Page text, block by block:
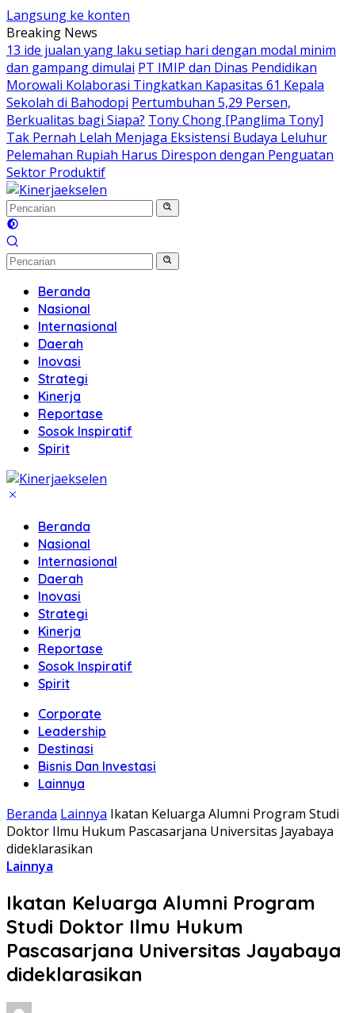
Langsung ke konten
Breaking News
13 ide jualan yang laku setiap hari dengan modal minim
dan gampang dimulai PT IMIP dan Dinas Pendidikan
Morowali Kolaborasi Tingkatkan Kapasitas 61 Kepala
Sekolah di Bahodopi Pertumbuhan 5,29 Persen,
Berkualitas bagi Siapa? Tony Chong [Panglima Tony]
Tak Pernah Lelah Menjaga Eksistensi Budaya Leluhur
Pelemahan Rupiah Harus Direspon dengan Penguatan
Sektor Produktif
Beranda
Nasional
Internasional
Daerah
Inovasi
Strategi
Kinerja
Reportase
Sosok Inspiratif
Spirit
Beranda
Nasional
Internasional
Daerah
Inovasi
Strategi
Kinerja
Reportase
Sosok Inspiratif
Spirit
Corporate
Leadership
Destinasi
Bisnis Dan Investasi
Lainnya
Beranda Lainnya Ikatan Keluarga Alumni Program Studi
Doktor Ilmu Hukum Pascasarjana Universitas Jayabaya
dideklarasikan
Lainnya
Ikatan Keluarga Alumni Program
Studi Doktor Ilmu Hukum
Pascasarjana Universitas Jayabaya
dideklarasikan